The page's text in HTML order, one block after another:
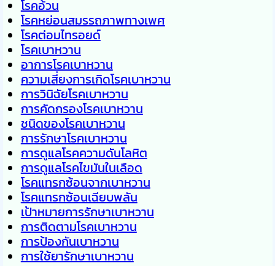
โรคอ้วน
โรคหย่อนสมรรถภาพทางเพศ
โรคต่อมไทรอยด์
โรคเบาหวาน
อาการโรคเบาหวาน
ความเสี่ยงการเกิดโรคเบาหวาน
การวินิฉัยโรคเบาหวาน
การคัดกรองโรคเบาหวาน
ชนิดของโรคเบาหวาน
การรักษาโรคเบาหวาน
การดูแลโรคความดันโลหิต
การดูแลโรคไขมันในเลือด
โรคแทรกซ้อนจากเบาหวาน
โรคแทรกซ้อนเฉียบพลัน
เป้าหมายการรักษาเบาหวาน
การติดตามโรคเบาหวาน
การป้องกันเบาหวาน
การใช้ยารักษาเบาหวาน